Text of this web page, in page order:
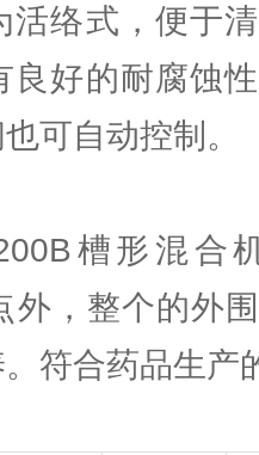
活络式，便于
良好的耐腐蚀
可自动控制。
槽形混合
外，整个的外
符合药品生产